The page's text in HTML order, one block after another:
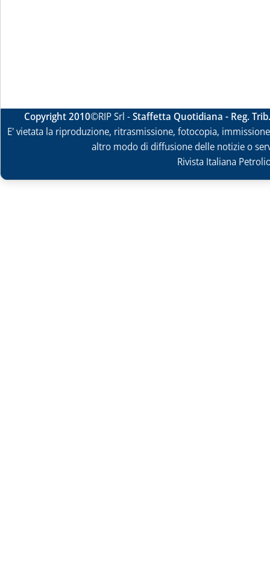
Copyright 2010©RIP Srl -Staffetta Quotidiana - Reg.
E' vietata la riproduzione, ritrasmissione, fotocopia,
altro modo di diffusione delle notizie o
Rivista Italiana